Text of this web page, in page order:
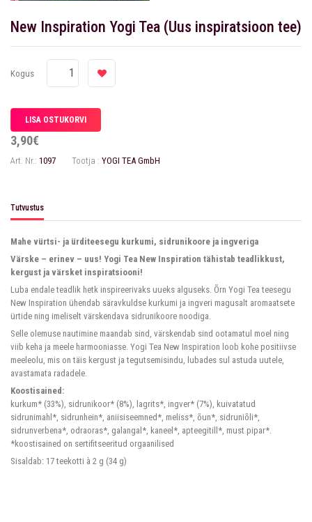
New Inspiration Yogi Tea (Uus inspiratsioon tee)
Kogus
3,90€
Art. Nr.: 1097 Tootja : YOGI TEA GmbH
Tutvustus
Mahe vürtsi- ja ürditeesegu kurkumi, sidrunikoore ja ingveriga
Värske – erinev – uus! Yogi Tea New Inspiration tähistab teadlikkust,
kergust ja värsket inspiratsiooni!
Luba endale teadlik hetk inspireerivaks uueks alguseks. Õrn Yogi Tea teesegu
New Inspiration ühendab säravkuldse kurkumi ja ingveri magusalt aromaatsete
ürtide ning imeliselt värskendava sidrunikoore noodiga.
Selle olemuse nautimine maandab sind, värskendab sind ootamatul moel ning
viib keha ja meele harmooniasse. Yogi Tea New Inspiration loob kohe positiivse
meeleolu, mis on täis kergust ja tegutsemisindu, lubades sul astuda uutele,
avastamata radadele.
Koostisained:
kurkum* (33%), sidrunikoor* (8%), lagrits*, ingver* (7%), kuivatatud
sidrunimahl*, sidrunhein*, aniisiseemned*, meliss*, õun*, sidruniõli*,
sidrunverbena*, odraoras*, galangal*, kaneel*, apteegitill*, must pipar*.
*koostisained on sertifitseeritud orgaanilised
Sisaldab: 17 teekotti à 2 g (34 g)